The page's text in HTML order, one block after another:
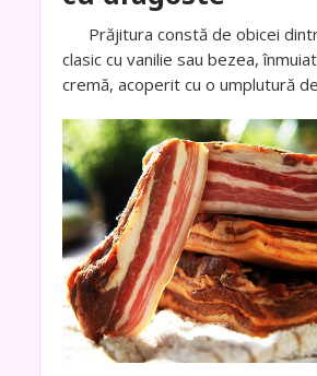
Prăjitura constă de obicei
clasic cu vanilie sau bezea,
cremă, acoperit cu o umplutură